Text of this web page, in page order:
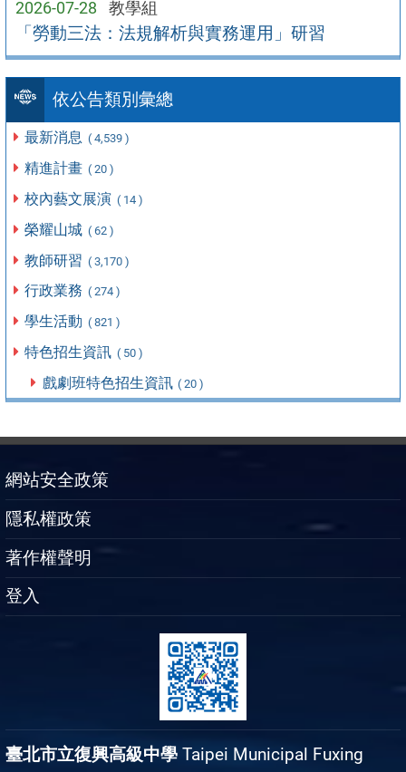
2026-07-28 教學組
「勞動三法：法規解析與實務運用」研習
依公告類別彙總
最新消息 ( 4,539 )
精進計畫 ( 20 )
校內藝文展演 ( 14 )
榮耀山城 ( 62 )
教師研習 ( 3,170 )
行政業務 ( 274 )
學生活動 ( 821 )
特色招生資訊 ( 50 )
戲劇班特色招生資訊 ( 20 )
網站安全政策
隱私權政策
著作權聲明
登入
臺北市立復興高級中學 Taipei Municipal Fuxing